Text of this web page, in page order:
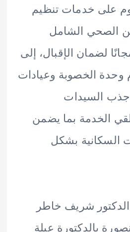
خدمات تنظيم
الشامل
الإقبال، إلى
وعيادات
بما يضمن
بشكل
شريف خاطر
عبلة